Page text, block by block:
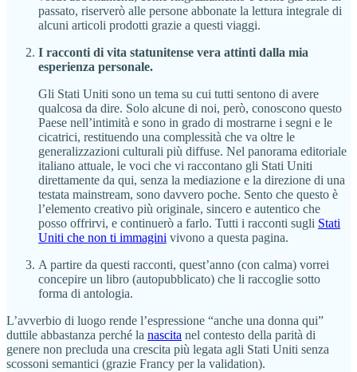
passato, riserverò alle persone abbonate la lettura integrale di
alcuni articoli prodotti grazie a questi viaggi.
I racconti di vita statunitense vera attinti dalla mia
esperienza personale.
Gli Stati Uniti sono un tema su cui tutti sentono di avere
qualcosa da dire. Solo alcune di noi, però, conoscono questo
Paese nell’intimità e sono in grado di mostrarne i segni e le
cicatrici, restituendo una complessità che va oltre le
generalizzazioni culturali più diffuse. Nel panorama editoriale
italiano attuale, le voci che vi raccontano gli Stati Uniti
direttamente da qui, senza la mediazione e la direzione di una
testata mainstream, sono davvero poche. Sento che questo è
l’elemento creativo più originale, sincero e autentico che
posso offrirvi, e continuerò a farlo. Tutti i racconti sugli Stati
Uniti che non ti immagini vivono a questa pagina.
A partire da questi racconti, quest’anno (con calma) vorrei
concepire un libro (autopubblicato) che li raccoglie sotto
forma di antologia.
L’avverbio di luogo rende l’espressione “anche una donna qui”
duttile abbastanza perché la nascita nel contesto della parità di
genere non precluda una crescita più legata agli Stati Uniti senza
scossoni semantici (grazie Francy per la validation).